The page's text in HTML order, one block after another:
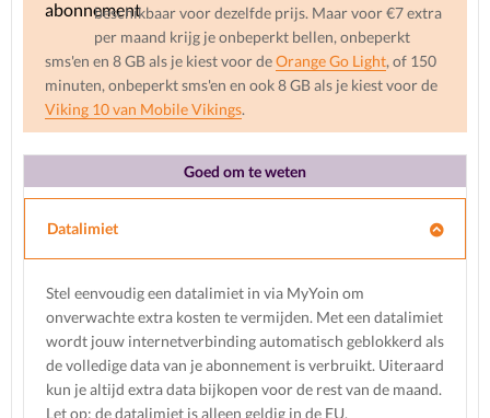
beschikbaar voor dezelfde prijs. Maar voor €7 extra
per maand krijg je onbeperkt bellen, onbeperkt
sms'en en 8 GB als je kiest voor deOrange Go Light, of 150
minuten, onbeperkt sms'en en ook 8 GB als je kiest voor de
Viking 10 van Mobile Vikings.
Goed om te weten
Datalimiet
Stel eenvoudig een datalimiet in via MyYoin om
onverwachte extra kosten te vermijden. Met een datalimiet
wordt jouw internetverbinding automatisch geblokkerd als
de volledige data van je abonnement is verbruikt. Uiteraard
kun je altijd extra data bijkopen voor de rest van de maand.
Let op; de datalimiet is alleen geldig in de EU.